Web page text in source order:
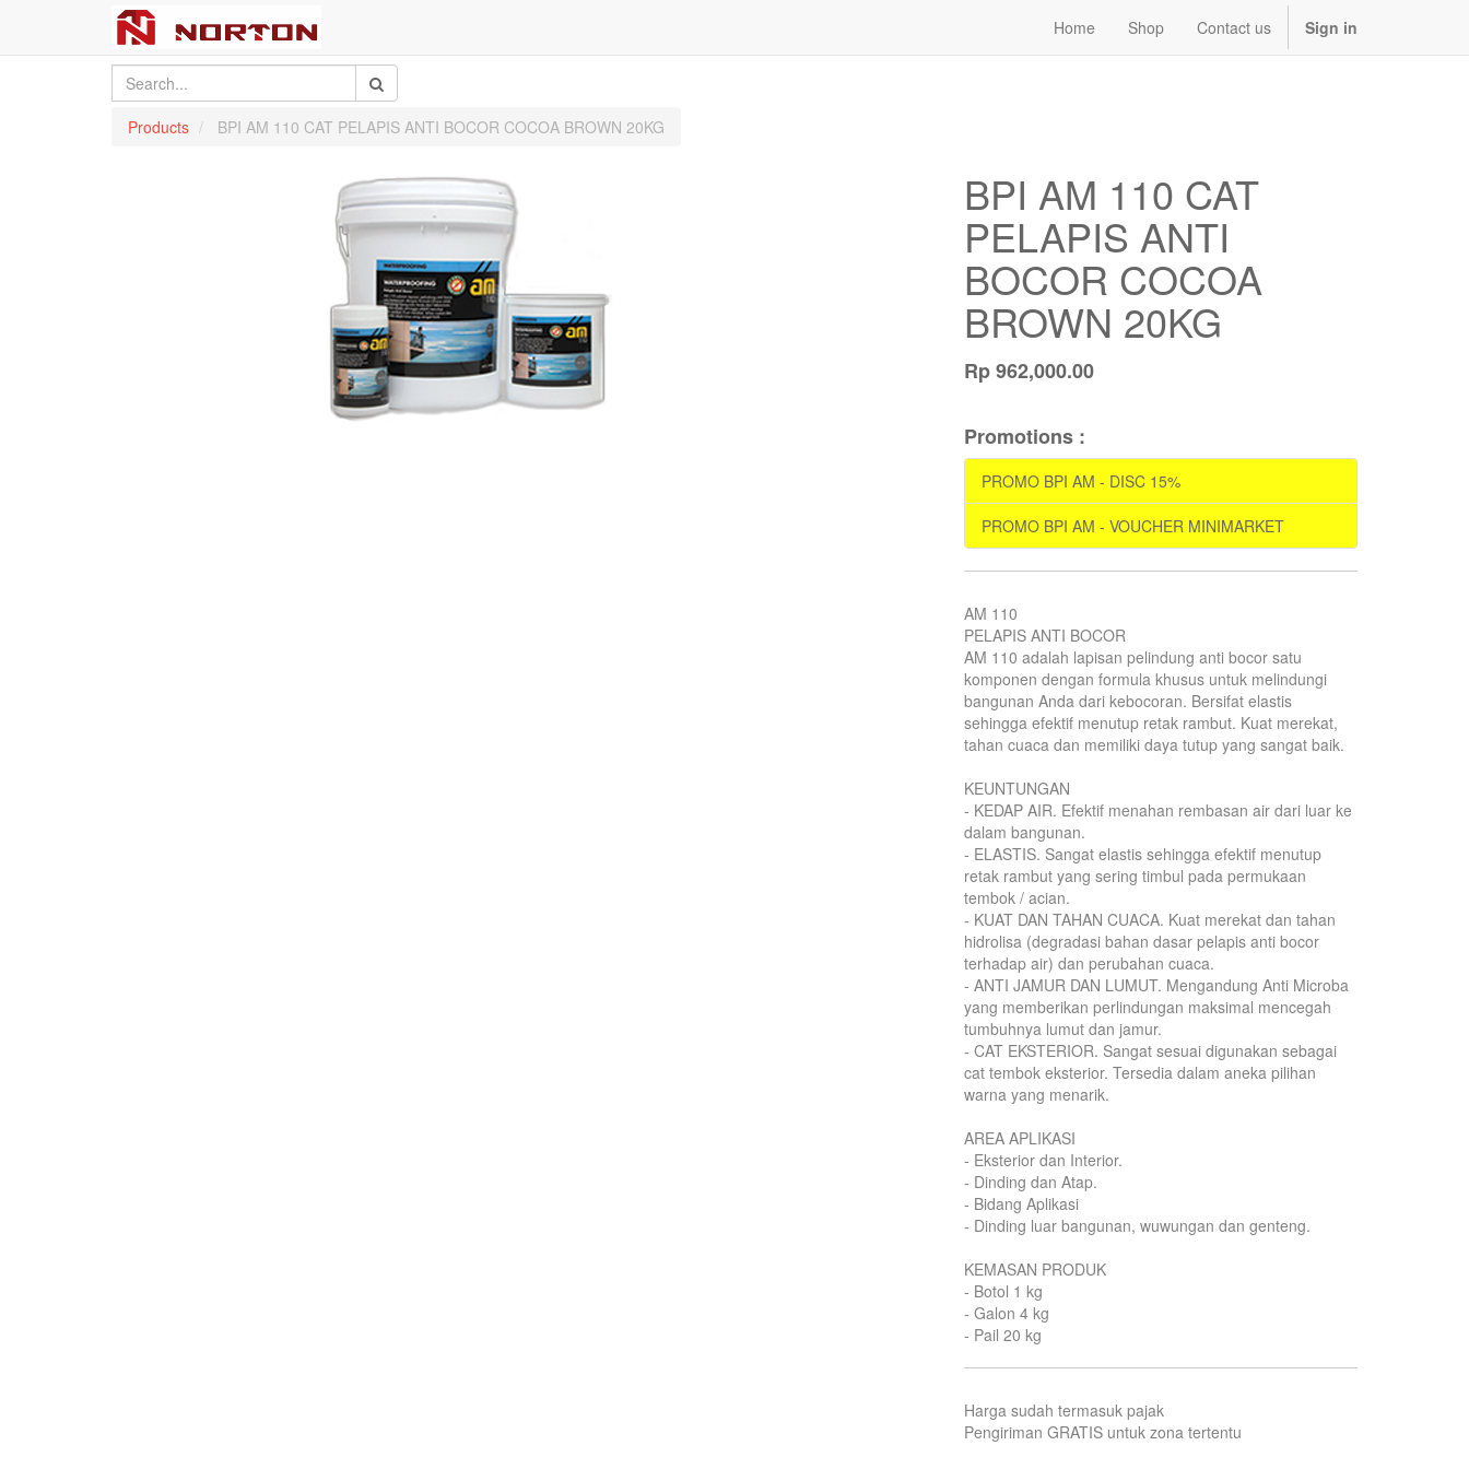
Home Shop Contact us Sign in
Products BPI AM 110 CAT PELAPIS ANTI BOCOR COCOA BROWN 20KG
BPI AM 110 CAT
PELAPIS ANTI
BOCOR COCOA
BROWN 20KG
Rp962,000.00
Promotions :
PROMO BPI AM - DISC 15%
PROMO BPI AM - VOUCHER MINIMARKET
AM 110
PELAPIS ANTI BOCOR
AM 110 adalah lapisan pelindung anti bocor satu
komponen dengan formula khusus untuk melindungi
bangunan Anda dari kebocoran. Bersifat elastis
sehingga efektif menutup retak rambut. Kuat merekat,
tahan cuaca dan memiliki daya tutup yang sangat baik.
KEUNTUNGAN
- KEDAP AIR. Efektif menahan rembasan air dari luar ke
dalam bangunan.
- ELASTIS. Sangat elastis sehingga efektif menutup
retak rambut yang sering timbul pada permukaan
tembok / acian.
- KUAT DAN TAHAN CUACA. Kuat merekat dan tahan
hidrolisa (degradasi bahan dasar pelapis anti bocor
terhadap air) dan perubahan cuaca.
- ANTI JAMUR DAN LUMUT. Mengandung Anti Microba
yang memberikan perlindungan maksimal mencegah
tumbuhnya lumut dan jamur.
- CAT EKSTERIOR. Sangat sesuai digunakan sebagai
cat tembok eksterior. Tersedia dalam aneka pilihan
warna yang menarik.
AREA APLIKASI
- Eksterior dan Interior.
- Dinding dan Atap.
- Bidang Aplikasi
- Dinding luar bangunan, wuwungan dan genteng.
KEMASAN PRODUK
- Botol 1 kg
- Galon 4 kg
- Pail 20 kg
Harga sudah termasuk pajak
Pengiriman GRATIS untuk zona tertentu